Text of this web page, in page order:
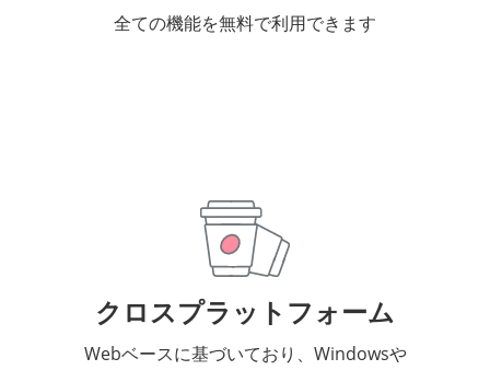
全ての機能を無料で利用できます
クロスプラットフォーム
Webベースに基づいており、Windowsや